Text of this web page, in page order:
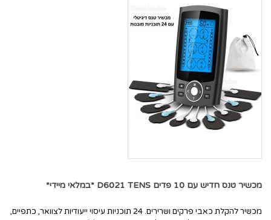
מכשיר טנס חדיש עם 10 פדים D6021 TENS *במלאי מיידי*
מכשיר להקלת כאבי פרקים ושרירים. 24 תוכניות עיסוי ייעודיות לצוואר, כתפיים,